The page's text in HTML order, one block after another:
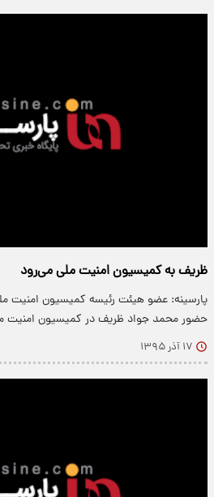
ظریف به کمیسیون امنیت ملی می‌رود
پارسینه: عضو هیئت رئیسه کمیسیون
حضور محمد جواد ظریف در کمیسیون
۱۷ آذر ۱۳۹۵